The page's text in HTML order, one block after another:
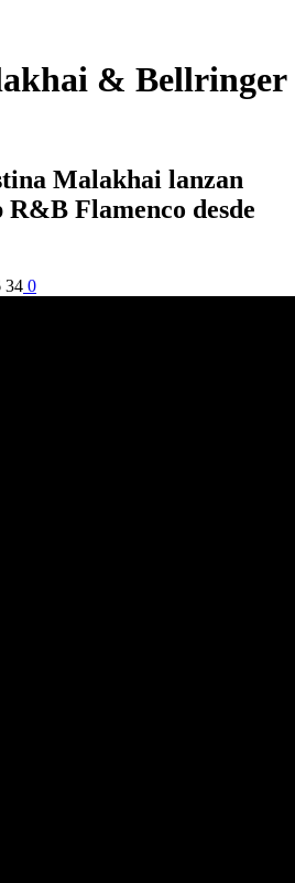
& Bellringer
Malakhai lanzan
Flamenco desde
34 0